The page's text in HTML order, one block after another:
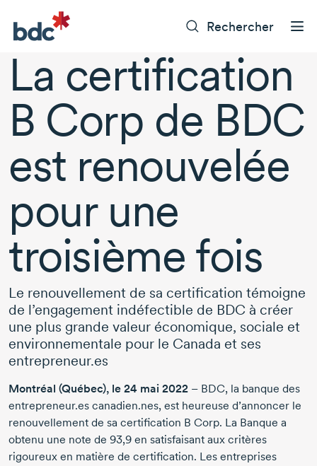
Rechercher
La certification
B Corp de BDC
est renouvelée
pour une
troisième fois
Le renouvellement de sa certification témoigne
de l’engagement indéfectible de BDC à créer
une plus grande valeur économique, sociale et
environnementale pour le Canada et ses
entrepreneur.es
Montréal (Québec), le 24 mai 2022 – BDC, la banque des
entrepreneur.es canadien.nes, est heureuse d’annoncer le
renouvellement de sa certification B Corp. La Banque a
obtenu une note de 93,9 en satisfaisant aux critères
rigoureux en matière de certification. Les entreprises